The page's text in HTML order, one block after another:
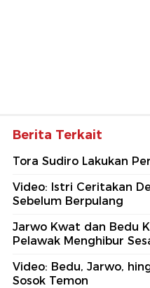
Berita Terkait
Tora Sudiro Lakukan
Video: Istri Ceritakan
Sebelum Berpulang
Jarwo Kwat dan Bedu
Pelawak Menghibur
Video: Bedu, Jarwo,
Sosok Temon